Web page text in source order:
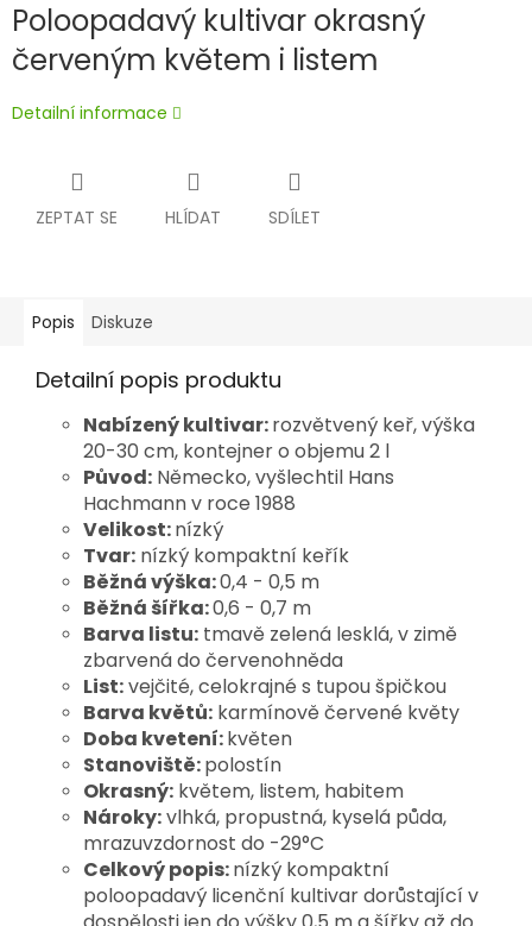
Poloopadavý kultivar okrasný
červeným květem i listem
Detailní informace
ZEPTAT SE HLÍDAT SDÍLET
Popis Diskuze
Detailní popis produktu
Nabízený kultivar:rozvětvený keř, výška
20-30 cm, kontejner o objemu 2 l
Původ: Německo, vyšlechtil Hans
Hachmann v roce 1988
Velikost:nízký
Tvar: nízký kompaktní keřík
Běžná výška:0,4 - 0,5 m
Běžná šířka:0,6 - 0,7 m
Barva listu: tmavě zelená lesklá, v zimě
zbarvená do červenohněda
List:vejčité, celokrajné s tupou špičkou
Barva květů: karmínově červené květy
Doba kvetení:květen
Stanoviště:polostín
Okrasný: květem, listem, habitem
Nároky:vlhká, propustná, kyselá půda,
mrazuvzdornost do -29°C
Celkový popis:nízký kompaktní
poloopadavý licenční kultivar dorůstající v